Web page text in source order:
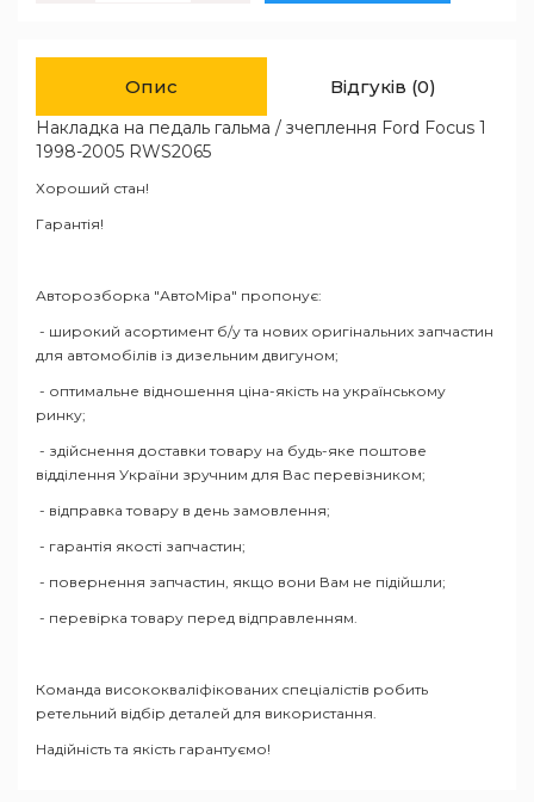
Опис Відгуків (0)
Накладка на педаль гальма / зчеплення Ford Focus 1
1998-2005 RWS2065
Хороший стан!
Гарантія!
Авторозборка "АвтоМіра" пропонує:
- широкий асортимент б/у та нових оригінальних запчастин
для автомобілів із дизельним двигуном;
- оптимальне відношення ціна-якість на українському
ринку;
- здійснення доставки товару на будь-яке поштове
відділення України зручним для Вас перевізником;
- відправка товару в день замовлення;
- гарантія якості запчастин;
- повернення запчастин, якщо вони Вам не підійшли;
- перевірка товару перед відправленням.
Команда висококваліфікованих спеціалістів робить
ретельний відбір деталей для використання.
Надійність та якість гарантуємо!